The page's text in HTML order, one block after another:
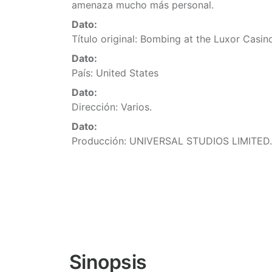
amenaza mucho más personal.
Dato:
Título original: Bombing at the Luxor
Dato:
País: United States
Dato:
Dirección: Varios.
Dato:
Producción: UNIVERSAL STUDIOS LIMITED.
Sinopsis